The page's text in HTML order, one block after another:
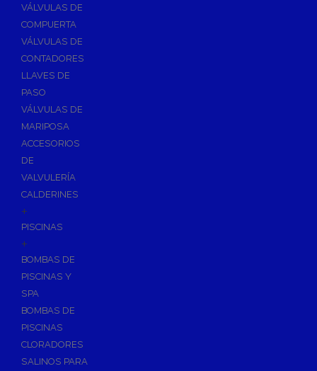
VÁLVULAS DE
COMPUERTA
VÁLVULAS DE
CONTADORES
LLAVES DE
PASO
VÁLVULAS DE
MARIPOSA
ACCESORIOS
DE
VALVULERÍA
CALDERINES
+
PISCINAS
+
BOMBAS DE
PISCINAS Y
SPA
BOMBAS DE
PISCINAS
CLORADORES
SALINOS PARA